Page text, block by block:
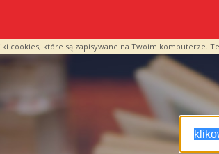
cookies, które są zapisywane na Twoim komputerze.